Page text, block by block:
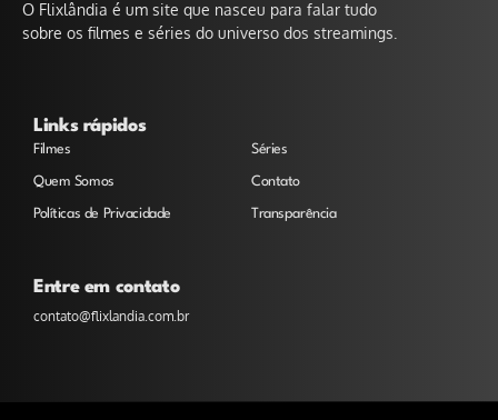
O Flixlândia é um site que nasceu para falar tudo
sobre os filmes e séries do universo dos streamings.
Links rápidos
Filmes Séries
Quem Somos Contato
Políticas de Privacidade Transparência
Entre em contato
contato@flixlandia.com.br